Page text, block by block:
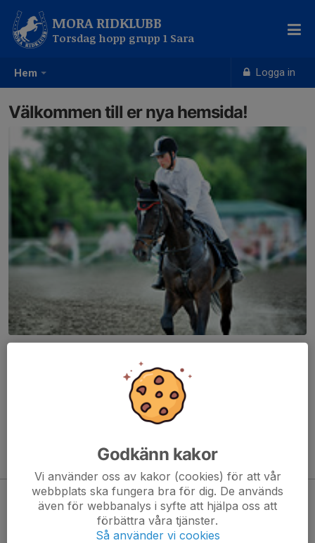
Hem Logga in
MORA RIDKLUBB
Torsdag hopp grupp 1 Sara
Välkommen till er nya hemsida!
att kunna börja administrera hemsidan loggar du in högst upp till
Kommande aktiviteter
Inga aktiviteter inbokade
Godkänn kakor
Vi använder oss av kakor (cookies) för att vår
webbplats ska fungera bra för dig. De används
även för webbanalys i syfte att hjälpa oss att
förbättra våra tjänster.
Så använder vi cookies